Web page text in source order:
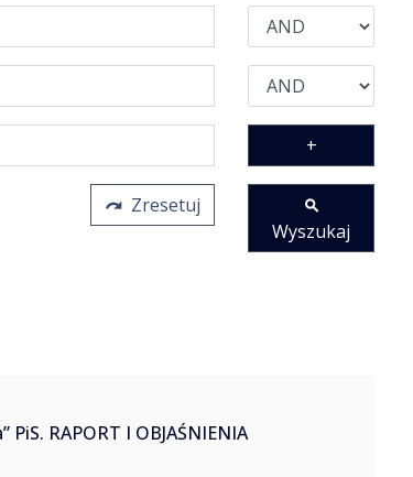
+
Zresetuj
Wyszukaj
RAPORT I OBJAŚNIENIA